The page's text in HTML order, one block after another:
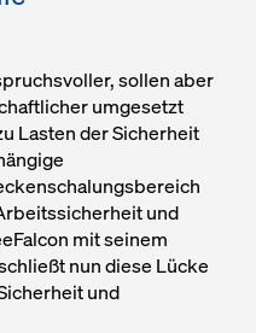
sollen aber
umgesetzt
Lasten der Sicherheit
und
mit seinem
nun diese Lücke
und